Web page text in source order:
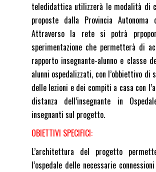
teledidattica utilizzerà le modalità di
proposte dalla Provincia Autonoma
Attraverso la rete si potrà
sperimentazione che permetterà di
rapporto insegnante-alunno e classe
alunni ospedalizzati, con l’obbiettivo di
delle lezioni e dei compiti a casa con
distanza dell’insegnante in
insegnanti sul progetto.
OBIETTIVI SPECIFICI:
L’architettura del progetto
l’ospedale delle necessarie